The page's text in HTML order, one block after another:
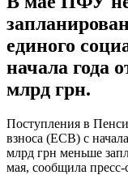
единого
начала года
млрд грн.
Поступления в
взноса (ЕСВ) с
млрд грн меньше
мая, сообщила